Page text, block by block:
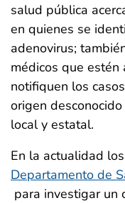
salud pública
en quienes se
adenovirus;
médicos que
notifiquen los
origen
local y estatal.
En la actualidad
Departamento de
para investigar un